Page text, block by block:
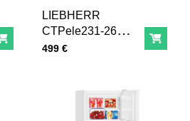
Do košíka
LIEBHERR
CTPele231-26
Kombinovaná
SmartFrost
Cena s DPH
499 € Do